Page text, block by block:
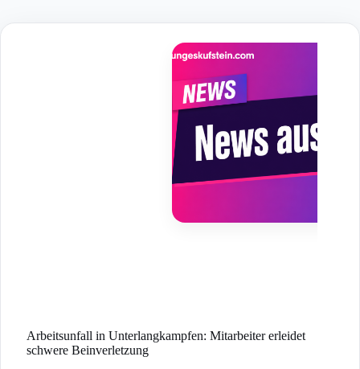
content
Arbeitsunfall in Unterlangkampfen: Mitarbeiter erleidet
schwere Beinverletzung